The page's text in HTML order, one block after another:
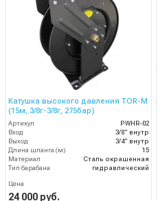
Катушка высокого давления TOR-M
(15м, 3/8г-3/8г, 275бар)
Артикул
PWHR-02
Вход
3/8" внутр
Выход
3/4" внутр
Длина шланга (м)
15
Материал
Сталь окрашенная
Тип барабана
гидравлический
Цена
24 000 руб.